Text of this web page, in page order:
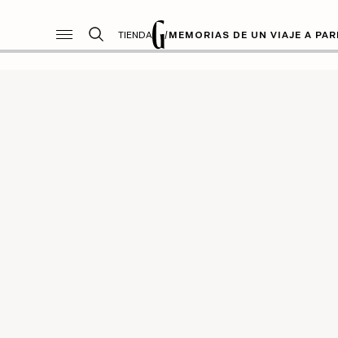
TIENDA /MEMORIAS DE UN VIAJE A